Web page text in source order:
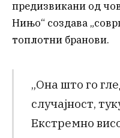
предизвикани од
Нињо“ создава
топлотни бранови.
„Она што го
случајност,
Екстремно